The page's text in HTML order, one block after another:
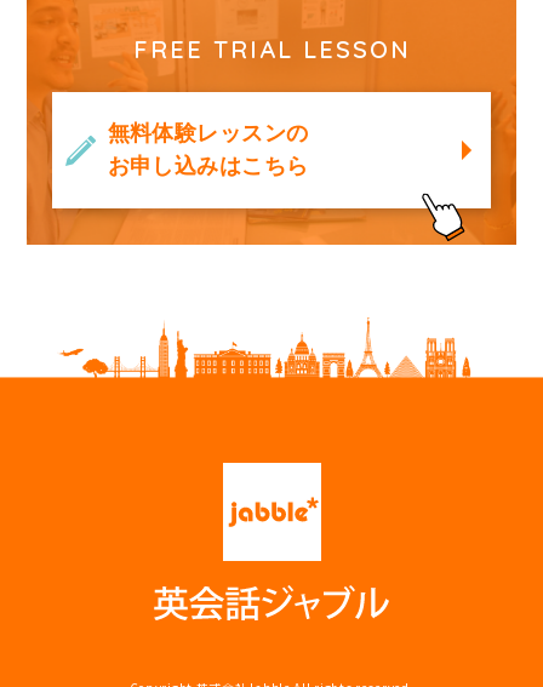
FREE TRIAL LESSON
無料体験レッスンの
お申し込みはこちら